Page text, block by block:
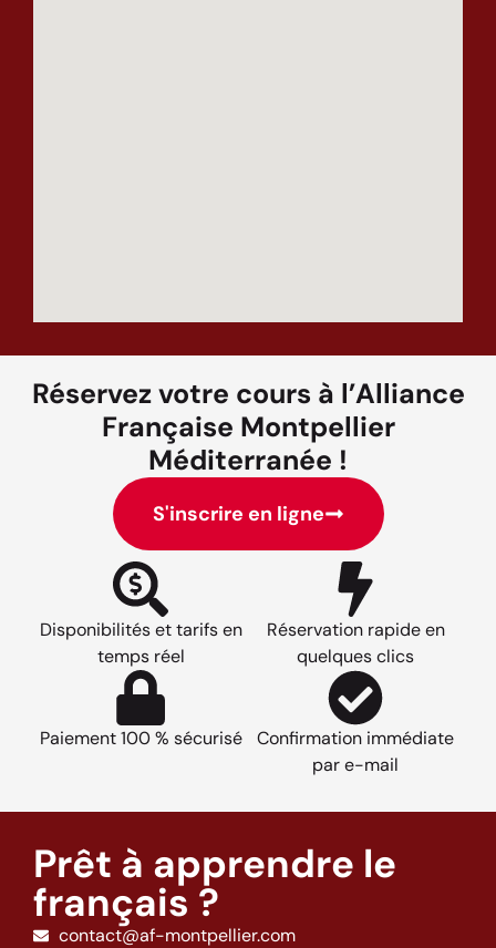
Réservez votre cours à l’Alliance
Française Montpellier
Méditerranée !
S'inscrire en ligne
Disponibilités et tarifs en
temps réel
Réservation rapide en
quelques clics
Paiement 100 % sécurisé
Confirmation immédiate
par e-mail
Prêt à apprendre le
français ?
contact@af-montpellier.com